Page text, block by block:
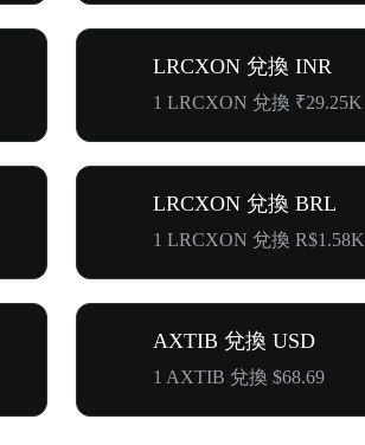
LRCXON 兌換 INR
1 LRCXON 兌換 ₹29.25K
LRCXON 兌換 BRL
1 LRCXON 兌換 R$1.58K
AXTIB 兌換 USD
1 AXTIB 兌換 $68.69